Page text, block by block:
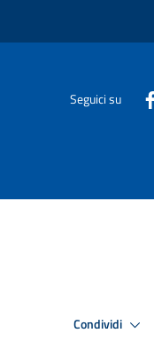
Seguici su
Condividi